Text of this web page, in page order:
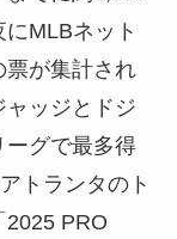
MLBネット
票が集計され
ッジとドジ
ーグで最多得
トランタのト
2025 PRO